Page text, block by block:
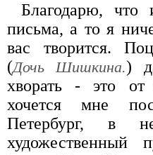
Благодарю, что
письма, а то я
вас творится.
(Дочь Шишкина.)
хворать - это от
хочется мне
Петербург, в
художественный